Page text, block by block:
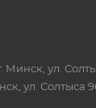
Минск, ул.
ул. Солтыса